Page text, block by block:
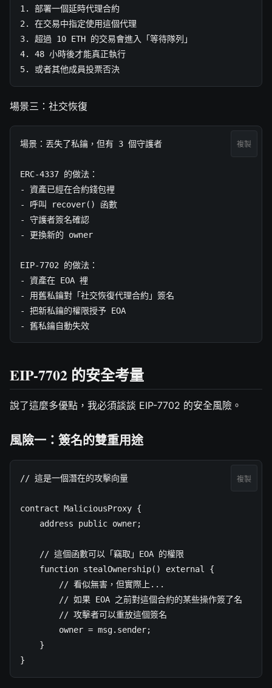
1. 部署一個延時代理合約
2. 在交易中指定使用這個代理
3. 超過 10 ETH 的交易會進入「等待隊列」
4. 48 小時後才能真正執行
5. 或者其他成員投票否決
場景三：社交恢復
場景：丟失了私鑰，但有 3 個守護者
ERC-4337 的做法：
- 資產已經在合約錢包裡
- 呼叫 recover() 函數
- 守護者簽名確認
- 更換新的 owner
EIP-7702 的做法：
- 資產在 EOA 裡
- 用舊私鑰對「社交恢復代理合約」簽名
- 把新私鑰的權限授予 EOA
- 舊私鑰自動失效
複製
EIP-7702 的安全考量
說了這麼多優點，我必須談談 EIP-7702 的安全風險。
風險一：簽名的雙重用途
// 這是一個潛在的攻擊向量
contract MaliciousProxy {
    address public owner;
    // 這個函數可以「竊取」EOA 的權限
    function stealOwnership() external {
        // 看似無害，但實際上...
        // 如果 EOA 之前對這個合約的某些操作簽了名
        // 攻擊者可以重放這個簽名
        owner = msg.sender;
    }
}
複製